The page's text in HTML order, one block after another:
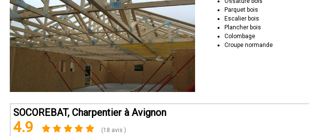
Parquet bois
Escalier bois
Plancher bois
Colombage
Croupe normande
SOCOREBAT, Charpentier à Avignon
4.9 (18 avis )